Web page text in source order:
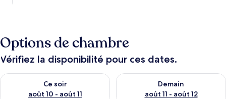
Options de chambre
Vérifiez la disponibilité pour ces dates.
Ce soir
août 10 - août 11
Vérifier la disponibilité pour ce soir août 10 - août 11
Demain
août 11 - août 12
Vérifier la disponibilité pour